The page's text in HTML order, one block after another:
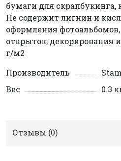
бумаги для скрапбукинга,
Не содержит лигнин и
оформления
открыток, декорирования
г/м2
Производитель
Вес
0.3
Отзывы (0)